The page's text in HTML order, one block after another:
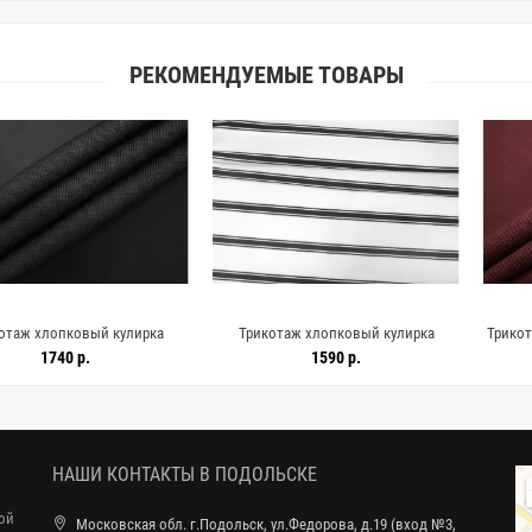
РЕКОМЕНДУЕМЫЕ ТОВАРЫ
кулирка
SF H38 P70
Трикотаж хлопковый кулирка
Полоска чёрно-белая SF H41/5 S10
Трикотаж
коричневый
НАШИ КОНТАКТЫ В ПОДОЛЬСКЕ
Московская обл. г.Подольск, ул.Федорова, д.19 (вход №3,